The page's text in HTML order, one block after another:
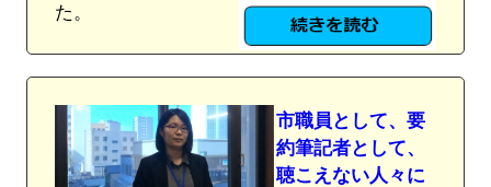
た。
市職員として、要
約筆記者として、
聴こえない人々に